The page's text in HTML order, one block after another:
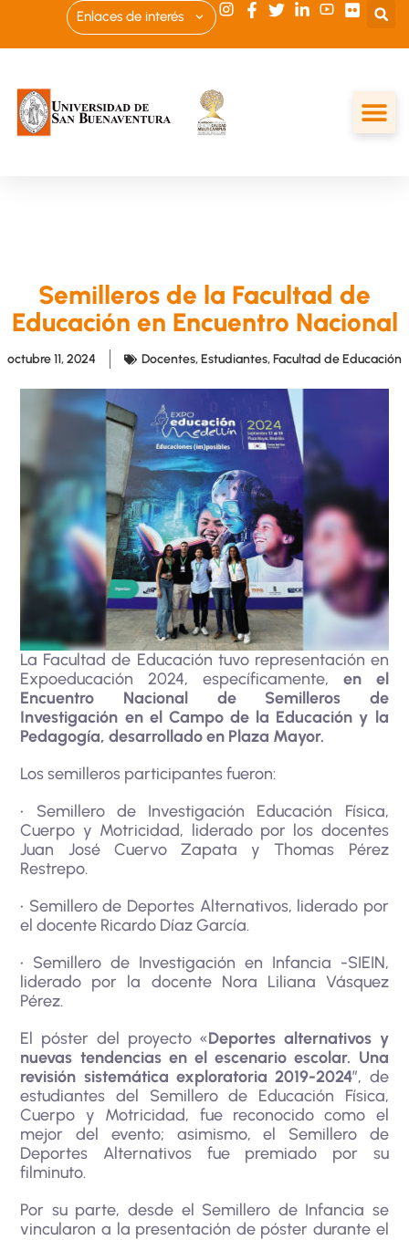
Enlaces de interés
Semilleros de la Facultad de
Educación en Encuentro Nacional
octubre 11, 2024 Docentes,Estudiantes,Facultad de Educación
La Facultad de Educación tuvo representación en
Expoeducación 2024, específicamente, en el
Encuentro Nacional de Semilleros de
Investigación en el Campo de la Educación y la
Pedagogía, desarrollado en Plaza Mayor.
Los semilleros participantes fueron:
• Semillero de Investigación Educación Física,
Cuerpo y Motricidad, liderado por los docentes
Juan José Cuervo Zapata y Thomas Pérez
Restrepo.
• Semillero de Deportes Alternativos, liderado por
el docente Ricardo Díaz García.
• Semillero de Investigación en Infancia -SIEIN,
liderado por la docente Nora Liliana Vásquez
Pérez.
El póster del proyecto «Deportes alternativos y
nuevas tendencias en el escenario escolar. Una
revisión sistemática exploratoria 2019-2024”, de
estudiantes del Semillero de Educación Física,
Cuerpo y Motricidad, fue reconocido como el
mejor del evento; asimismo, el Semillero de
Deportes Alternativos fue premiado por su
filminuto.
Por su parte, desde el Semillero de Infancia se
vincularon a la presentación de póster durante el